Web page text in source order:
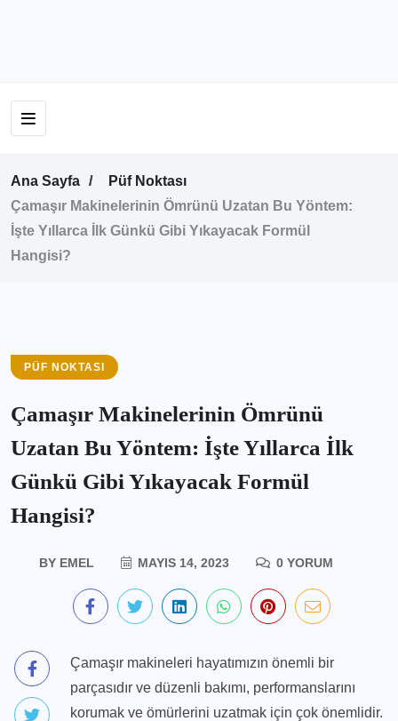
Ana Sayfa
Püf Noktası
Çamaşır Makinelerinin Ömrünü Uzatan Bu Yöntem:
İşte Yıllarca İlk Günkü Gibi Yıkayacak Formül
Hangisi?
PÜF NOKTASI
Çamaşır Makinelerinin Ömrünü
Uzatan Bu Yöntem: İşte Yıllarca İlk
Günkü Gibi Yıkayacak Formül
Hangisi?
BYEMEL MAYIS 14, 2023 0 YORUM
Çamaşır makineleri hayatımızın önemli bir
parçasıdır ve düzenli bakımı, performanslarını
korumak ve ömürlerini uzatmak için çok önemlidir.